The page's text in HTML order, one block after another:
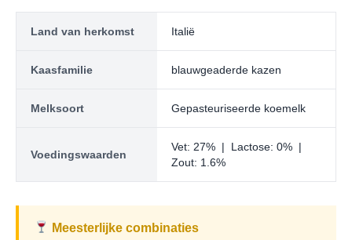
Land van herkomst Italië
Kaasfamilie blauwgeaderde kazen
Melksoort Gepasteuriseerde koemelk
Voedingswaarden
Vet: 27% | Lactose: 0% |
Zout: 1.6%
Meesterlijke combinaties